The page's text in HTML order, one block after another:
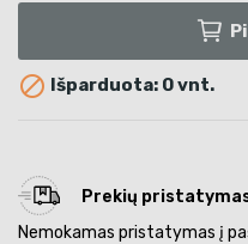
 Išparduota: 0 vnt.
Prekių
Nemokamas pristatymas į